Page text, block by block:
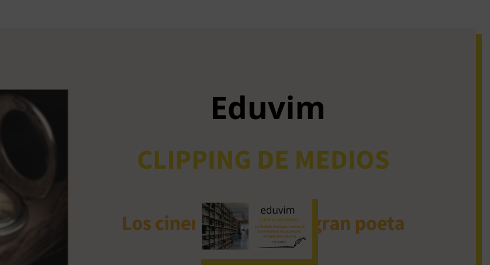
Antiguos clipping de
medios
reseñó el libro Derivas
de la sangre, editado